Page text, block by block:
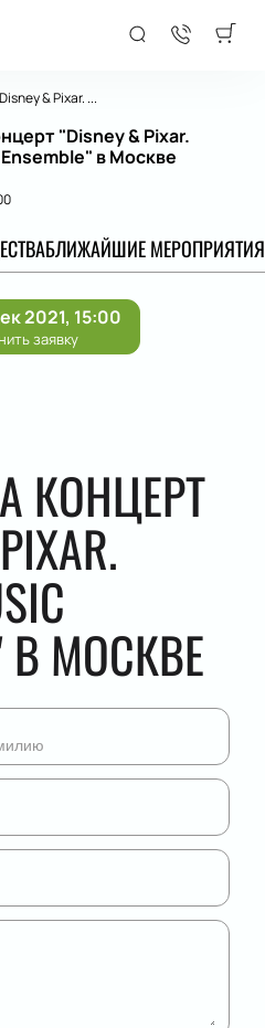
Disney & Pixar. ...
"Disney & Pixar.
в Москве
БЛИЖАЙШИЕ МЕРОПРИЯТИЯ
КОНЦЕРТ
В МОСКВЕ